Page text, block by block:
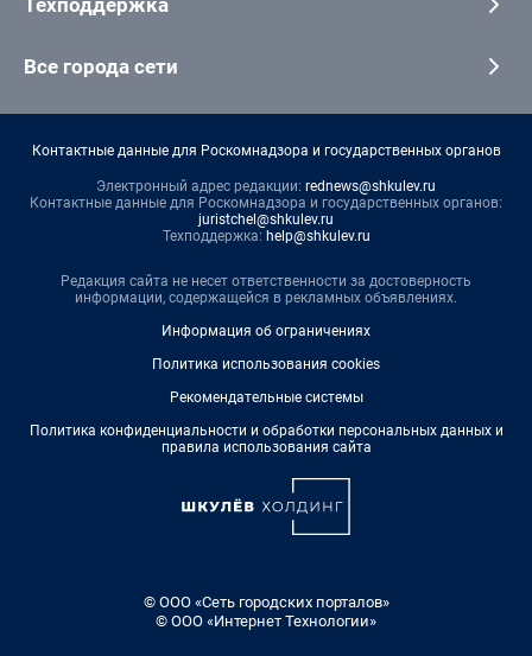
Техподдержка
Все города сети
Контактные данные для Роскомнадзора и государственных органов
Электронный адрес редакции: rednews@shkulev.ru
Контактные данные для Роскомнадзора и государственных органов:
juristchel@shkulev.ru
Техподдержка: help@shkulev.ru
Редакция сайта не несет ответственности за достоверность
информации, содержащейся в рекламных объявлениях.
Информация об ограничениях
Политика использования cookies
Рекомендательные системы
Политика конфиденциальности и обработки персональных данных и
правила использования сайта
© ООО «Сеть городских порталов»
© ООО «Интернет Технологии»